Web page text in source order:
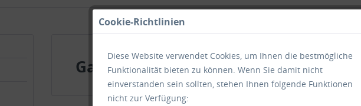
Gasdampfgrill
Cookie-Richtlinien
Diese Website verwendet Cookies, um Ihnen die bestmögliche
Funktionalität bieten zu können. Wenn Sie damit nicht
einverstanden sein sollten, stehen Ihnen folgende Funktionen
nicht zur Verfügung: